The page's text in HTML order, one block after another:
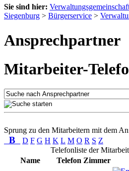
Sie sind hier:
Siegenburg > Bürgerservice >
Ansprechpartner
Mitarbeiter-
Sprung zu den Mitarbeitern mit dem
B D F G H K L M O R S Z
Telefonliste der
Name
Telefon Zimmer